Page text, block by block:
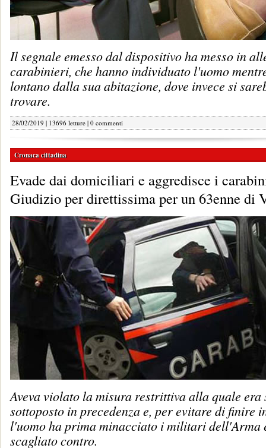
Il segnale emesso dal dispositivo ha messo in
carabinieri, che hanno individuato l'uomo
lontano dalla sua abitazione, dove invece si
trovare.
28/02/2019 | 13696 letture | 0 commenti
Cronaca cittadina
Evade dai domiciliari e aggredisce i
Giudizio per direttissima per un 63enne di
Aveva violato la misura restrittiva alla quale era
sottoposto in precedenza e, per evitare di finire
l'uomo ha prima minacciato i militari dell'Arma
scagliato contro.